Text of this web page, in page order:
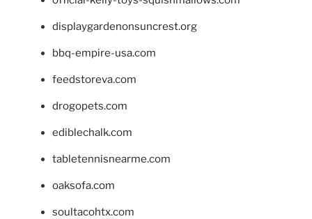
displaygardenonsuncrest.org
bbq-empire-usa.com
feedstoreva.com
drogopets.com
ediblechalk.com
tabletennisnearme.com
oaksofa.com
soultacohtx.com